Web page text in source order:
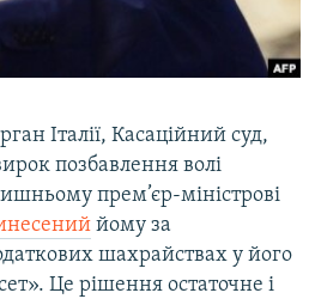
Італії, Касаційний суд,
позбавлення волі
прем’єр-міністрові
йому за
шахрайствах у його
Це рішення остаточне і